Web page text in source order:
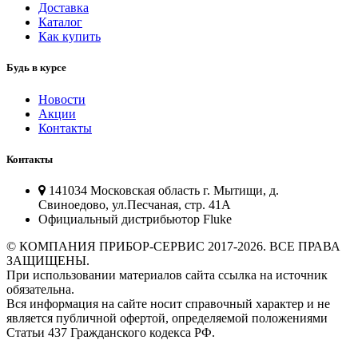
Доставка
Каталог
Как купить
Будь в курсе
Новости
Акции
Контакты
Контакты
141034 Московская область г. Мытищи, д.
Свиноедово, ул.Песчаная, стр. 41А
Официальный дистрибьютор Fluke
© КОМПАНИЯ ПРИБОР-СЕРВИС 2017-2026. ВСЕ ПРАВА
ЗАЩИЩЕНЫ.
При использовании материалов сайта ссылка на источник
обязательна.
Вся информация на сайте носит справочный характер и не
является публичной офертой, определяемой положениями
Статьи 437 Гражданского кодекса РФ.